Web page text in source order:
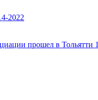
2022
прошел в Тольятти